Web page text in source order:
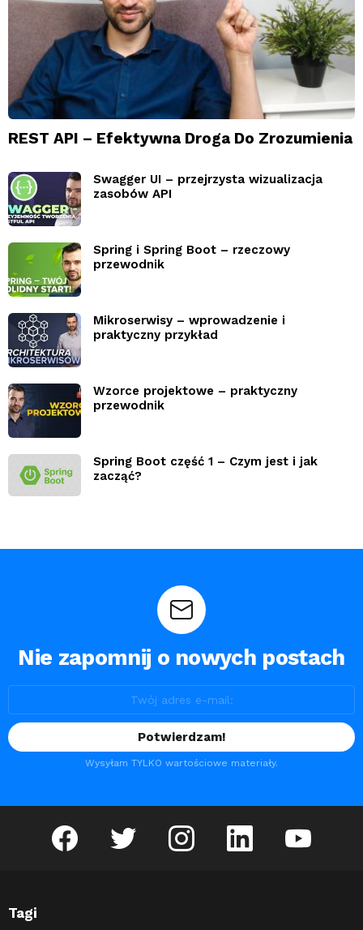
REST API – Efektywna Droga Do Zrozumienia
Swagger UI – przejrzysta wizualizacja
zasobów API
Spring i Spring Boot – rzeczowy
przewodnik
Mikroserwisy – wprowadzenie i
praktyczny przykład
Wzorce projektowe – praktyczny
przewodnik
Spring Boot część 1 – Czym jest i jak
zacząć?
Nie zapomnij o nowych postach
Wysyłam TYLKO wartościowe materiały.
facebook twitter instagram linkedin
Tagi